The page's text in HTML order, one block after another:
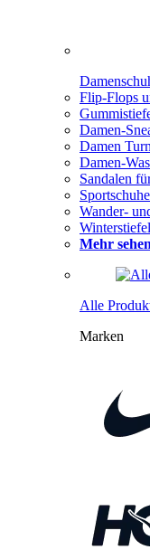
Flip-Flops
Damen-
Damen
Damen-
Sandalen
Wander-
Mehr
Alle
Marken